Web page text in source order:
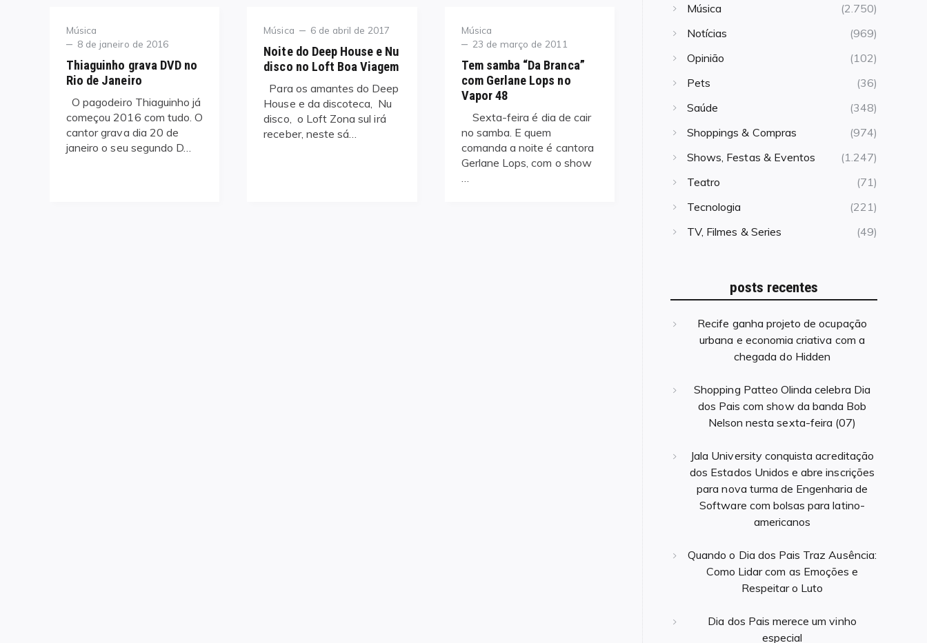
Category
Música
Posted
8 de janeiro de 2016
Thiaguinho grava DVD no
Rio de Janeiro
O pagodeiro Thiaguinho já
começou 2016 com tudo. O
cantor grava dia 20 de
janeiro o seu segundo D…
Category
Música
Posted
6 de abril de 2017
Noite do Deep House e Nu
disco no Loft Boa Viagem
Para os amantes do Deep
House e da discoteca, Nu
disco, o Loft Zona sul irá
receber, neste sá…
Category
Música
Posted
23 de março de 2011
Tem samba “Da Branca”
com Gerlane Lops no
Vapor 48
Sexta-feira é dia de cair
no samba. E quem
comanda a noite é cantora
Gerlane Lops, com o show
…
Música
(2.750)
Notícias
(969)
Opinião
(102)
Pets
(36)
Saúde
(348)
Shoppings & Compras
(974)
Shows, Festas & Eventos
(1.247)
Teatro
(71)
Tecnologia
(221)
TV, Filmes & Series
(49)
posts recentes
Recife ganha projeto de ocupação
urbana e economia criativa com a
chegada do Hidden
Shopping Patteo Olinda celebra Dia
dos Pais com show da banda Bob
Nelson nesta sexta-feira (07)
Jala University conquista acreditação
dos Estados Unidos e abre inscrições
para nova turma de Engenharia de
Software com bolsas para latino-
americanos
Quando o Dia dos Pais Traz Ausência:
Como Lidar com as Emoções e
Respeitar o Luto
Dia dos Pais merece um vinho
especial